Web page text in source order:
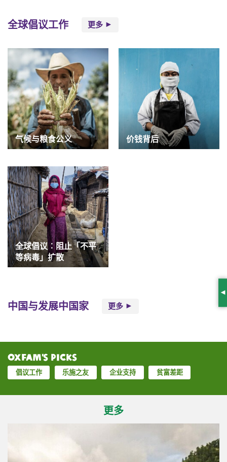
全球倡议工作 更多
气候与粮食公义 价钱背后
全球倡议︰阻止「不平
等病毒」扩散
中国与发展中国家 更多
Oxfam’s Picks
倡议工作 乐施之友 企业支持 贫富差距
更多